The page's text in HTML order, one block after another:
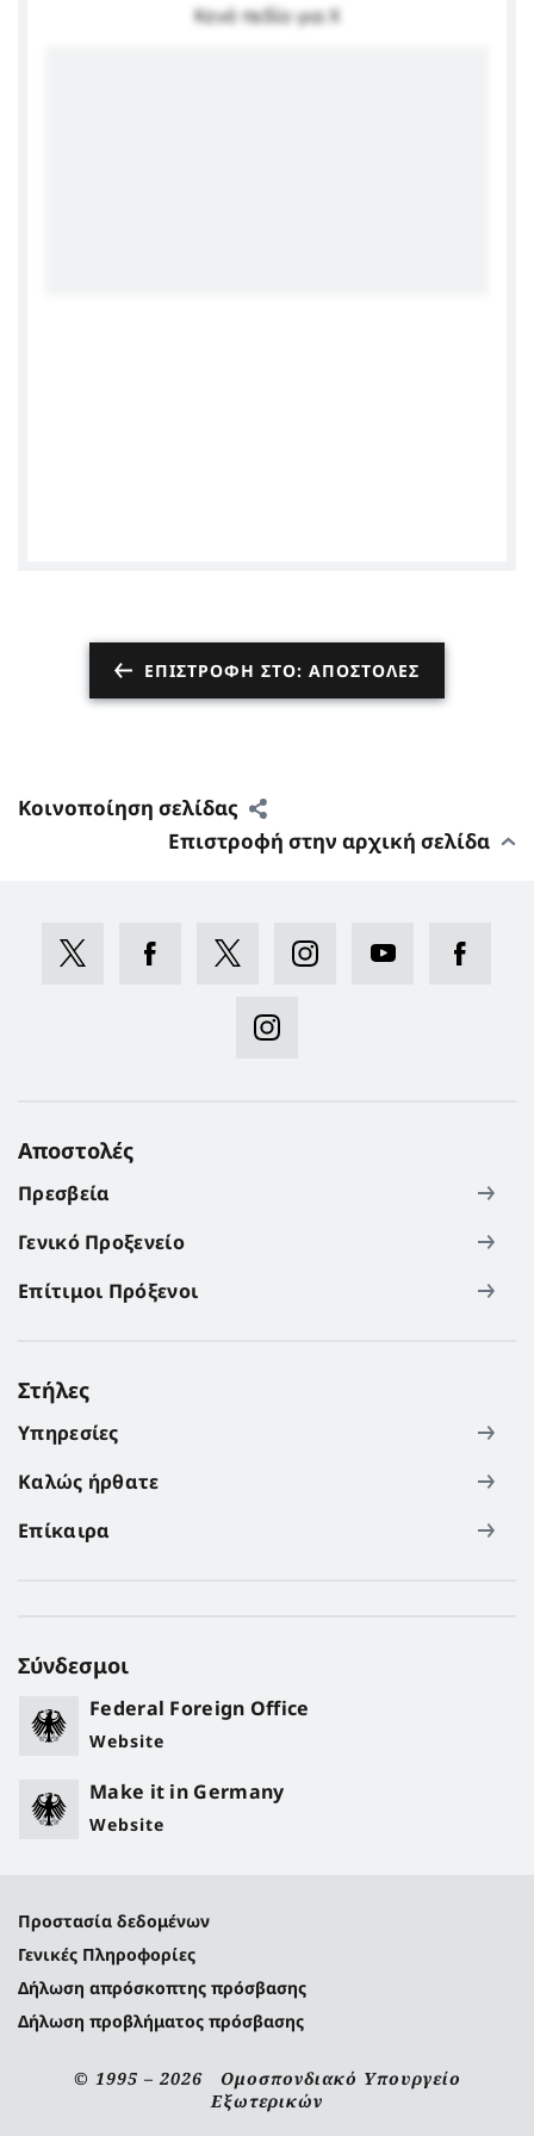
Κενό πεδίο για X
ΕΠΙΣΤΡΟΦΉ ΣΤΟ: ΑΠΟΣΤΟΛΈΣ
Κοινοποίηση σελίδας
Επιστροφή στην αρχική σελίδα
Αποστολές
Πρεσβεία
Γενικό Προξενείο
Επίτιμοι Πρόξενοι
Στήλες
Υπηρεσίες
Καλώς ήρθατε
Επίκαιρα
Σύνδεσμοι
Federal Foreign Office
Website
Make it in Germany
Website
Προστασία δεδομένων
Γενικές Πληροφορίες
Δήλωση απρόσκοπτης πρόσβασης
Δήλωση προβλήματος πρόσβασης
© 1995 – 2026 Ομοσπονδιακό Υπουργείο
Εξωτερικών